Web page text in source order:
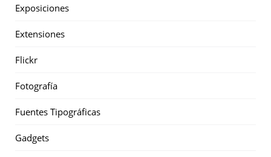
Exposiciones
Extensiones
Flickr
Fotografía
Fuentes Tipográficas
Gadgets